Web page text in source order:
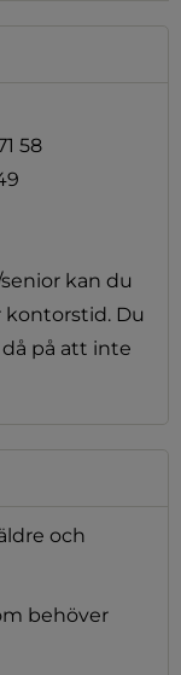
58
kan du
kontorstid. Du
på att inte
och
behöver